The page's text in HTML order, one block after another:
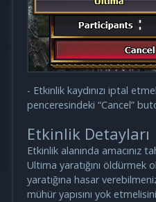
- Etkinlik kaydınızı iptal
penceresindeki “Cancel”
Etkinlik Detayları
Etkinlik alanında amacınız
Ultima yaratığını öldürmek
yaratığına hasar
mühür yapısını yok